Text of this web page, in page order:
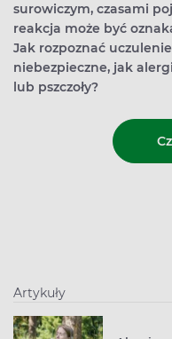
surowiczym, czasami
reakcja może być
Jak rozpoznać
niebezpieczne, jak
lub pszczoły?
Artykuły